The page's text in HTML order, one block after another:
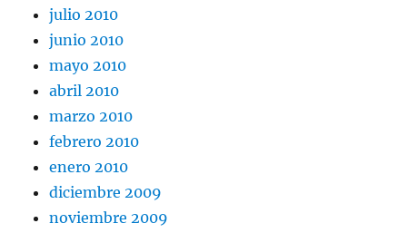
julio 2010
junio 2010
mayo 2010
abril 2010
marzo 2010
febrero 2010
enero 2010
diciembre 2009
noviembre 2009